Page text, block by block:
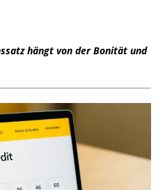
hängt von der Bonität und